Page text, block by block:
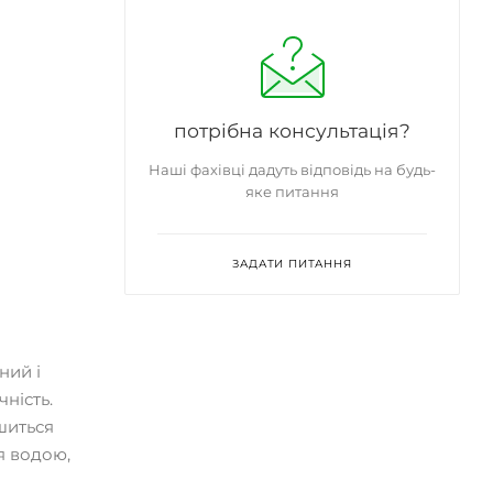
і
водою,
потрібна консультація?
Наші фахівці дадуть відповідь на будь-
яке питання
ЗАДАТИ ПИТАННЯ